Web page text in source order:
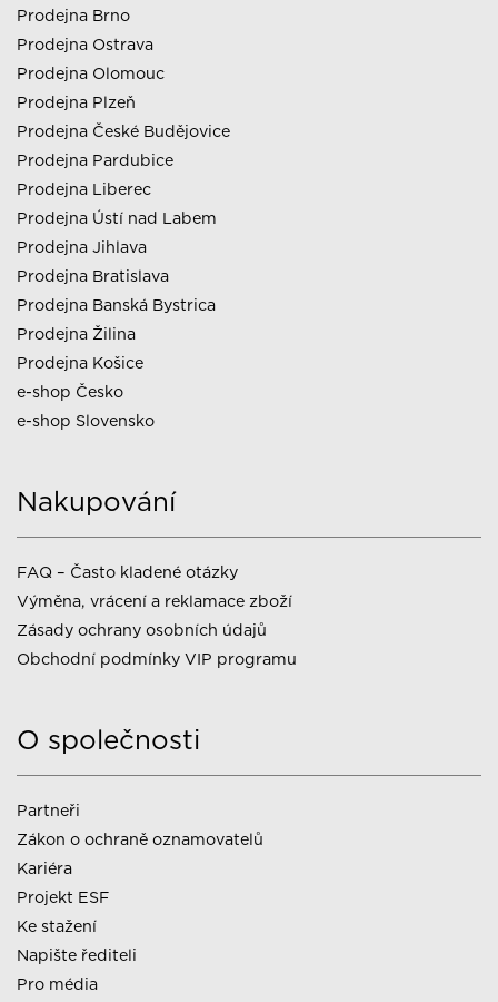
Prodejna Brno
Prodejna Ostrava
Prodejna Olomouc
Prodejna Plzeň
Prodejna České Budějovice
Prodejna Pardubice
Prodejna Liberec
Prodejna Ústí nad Labem
Prodejna Jihlava
Prodejna Bratislava
Prodejna Banská Bystrica
Prodejna Žilina
Prodejna Košice
e-shop Česko
e-shop Slovensko
Nakupování
FAQ – Často kladené otázky
Výměna, vrácení a reklamace zboží
Zásady ochrany osobních údajů
Obchodní podmínky VIP programu
O společnosti
Partneři
Zákon o ochraně oznamovatelů
Kariéra
Projekt ESF
Ke stažení
Napište řediteli
Pro média